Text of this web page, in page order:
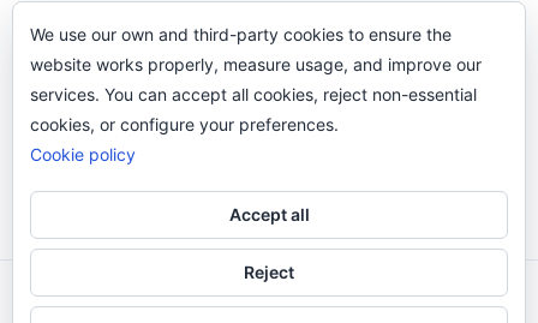
Y si una persona no puede tener teléfono, que
le quiten el teléfono.
Odi O'Malley © 2016-2025. Todos Los Derechos
We use our own and third-party cookies to ensure the
website works properly, measure usage, and improve our
services. You can accept all cookies, reject non-essential
cookies, or configure your preferences.
Cookie policy
Accept all
Reject